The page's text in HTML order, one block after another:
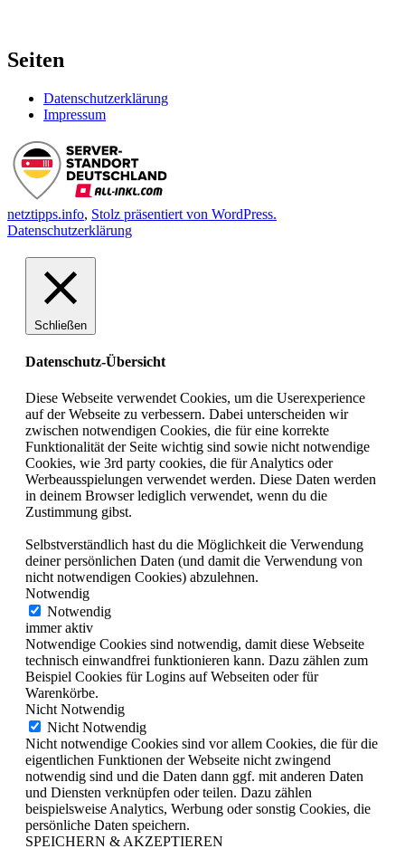
Seiten
Datenschutzerklärung
Impressum
netztipps.info, Stolz präsentiert von WordPress.
Datenschutzerklärung
Schließen
Datenschutz-Übersicht
Diese Webseite verwendet Cookies, um die Userexperience
auf der Webseite zu verbessern. Dabei unterscheiden wir
zwischen notwendigen Cookies, die für eine korrekte
Funktionalität der Seite wichtig sind sowie nicht notwendige
Cookies, wie 3rd party cookies, die für Analytics oder
Werbeausspielungen verwendet werden. Diese Daten werden
in deinem Browser lediglich verwendet, wenn du die
Zustimmung gibst.
Selbstverständlich hast du die Möglichkeit die Verwendung
deiner persönlichen Daten (und damit die Verwendung von
nicht notwendigen Cookies) abzulehnen.
Notwendig
Notwendig
immer aktiv
Notwendige Cookies sind notwendig, damit diese Webseite
technisch einwandfrei funktionieren kann. Dazu zählen zum
Beispiel Cookies für Logins auf Webseiten oder für
Warenkörbe.
Nicht Notwendig
Nicht Notwendig
Nicht notwendige Cookies sind vor allem Cookies, die für die
eigentlichen Funktionen der Webseite nicht zwingend
notwendig sind und die Daten dann ggf. mit anderen Daten
und Diensten verknüpfen oder teilen. Dazu zählen
beispielsweise Analytics, Werbung oder sonstig Cookies, die
persönliche Daten speichern.
SPEICHERN & AKZEPTIEREN